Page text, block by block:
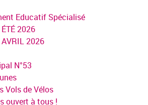
Educatif Spécialisé
2026
AVRIL 2026
N°53
Vols de Vélos
ouvert à tous !